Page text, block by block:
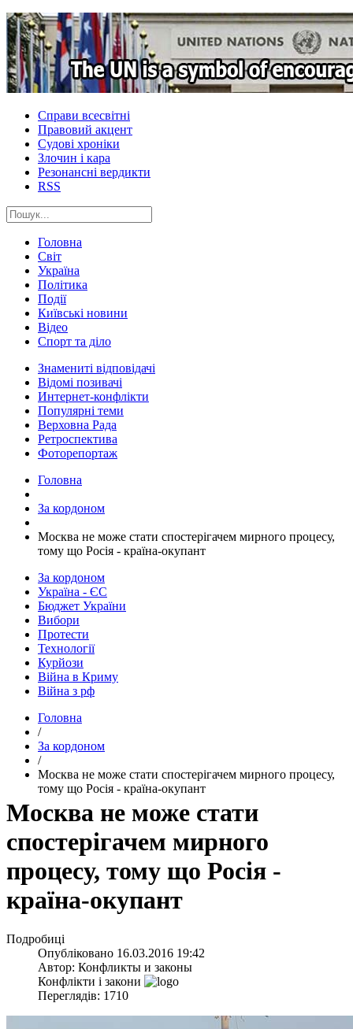
Справи всесвітні
Правовий акцент
Судові хроніки
Злочин і кара
Резонансні вердикти
RSS
Головна
Світ
Україна
Політика
Події
Київські новини
Відео
Спорт та діло
Знамениті відповідачі
Відомі позивачі
Интернет-конфлікти
Популярні теми
Верховна Рада
Ретроспектива
Фоторепортаж
Головна
За кордоном
Москва не може стати спостерігачем мирного процесу,
тому що Росія - країна-окупант
За кордоном
Україна - ЄС
Бюджет України
Вибори
Протести
Технології
Курйози
Війна в Криму
Війна з рф
Головна
/
За кордоном
/
Москва не може стати спостерігачем мирного процесу,
тому що Росія - країна-окупант
Москва не може стати
спостерігачем мирного
процесу, тому що Росія -
країна-окупант
Подробиці
Опубліковано 16.03.2016 19:42
Автор: Конфликты и законы
Конфлікти і закони
Переглядів: 1710